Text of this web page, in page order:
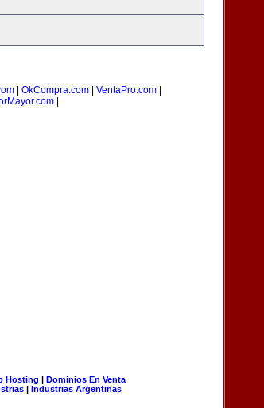
OkCompra.com VentaPro.com
Hosting | Dominios En Venta
| Industrias Argentinas